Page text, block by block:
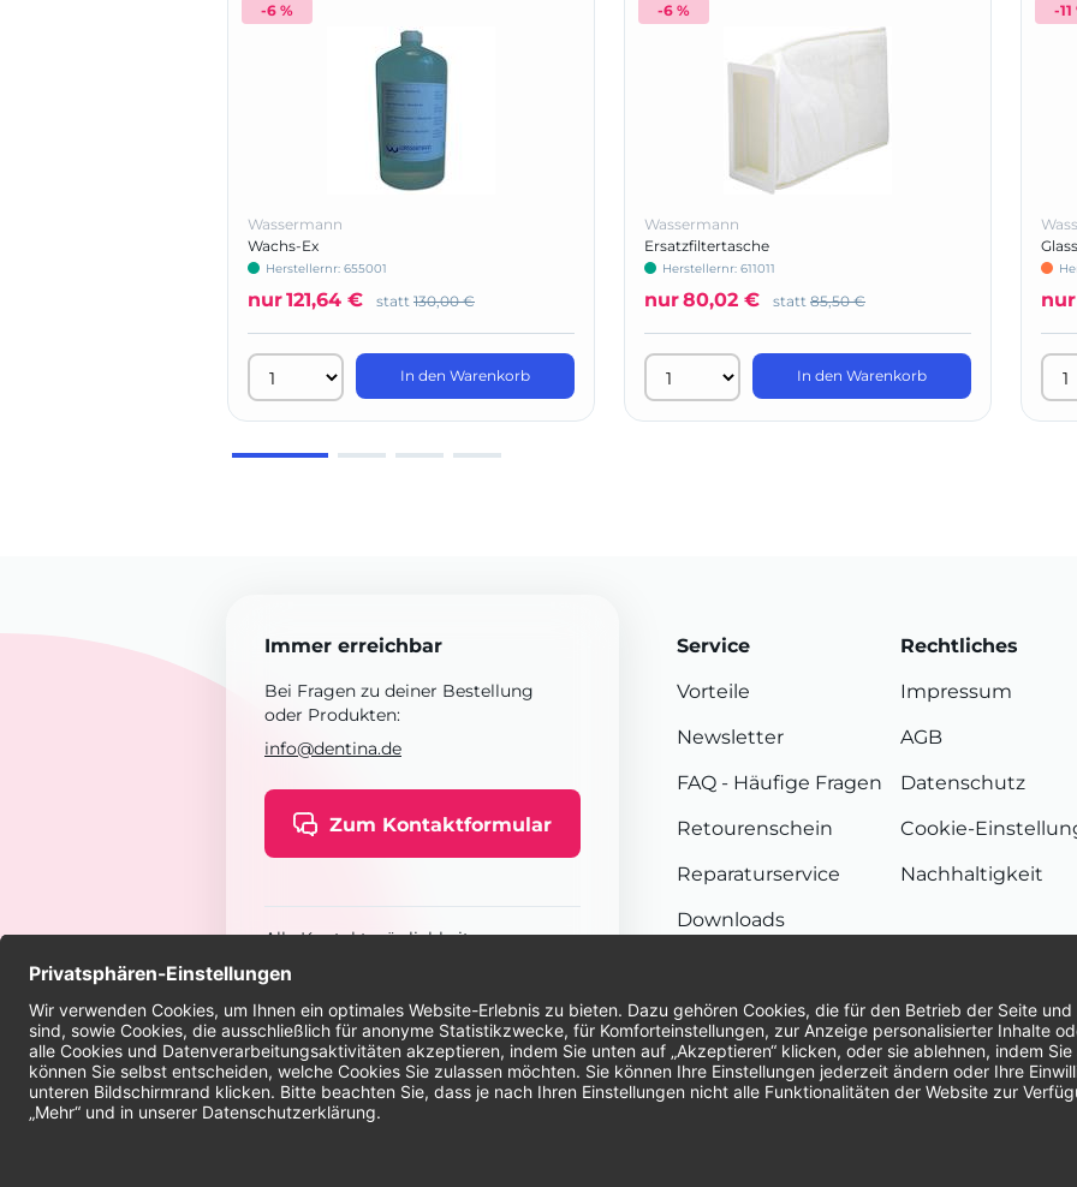
-6 %
Wassermann
Wachs-Ex
Herstellernr: 655001
nur121,64 € statt 130,00 €
In den Warenkorb
-6 %
Wassermann
Ersatzfiltertasche
Herstellernr: 611011
nur80,02 € statt 85,50 €
In den Warenkorb
-11
nur
Immer erreichbar
Bei Fragen zu deiner Bestellung
oder Produkten:
info@dentina.de
Zum Kontaktformular
Alle Kontaktmöglichkeiten
Service
Vorteile
Newsletter
FAQ - Häufige Fragen
Retourenschein
Reparaturservice
Downloads
Rechtliches
Impressum
AGB
Datenschutz
Cookie-
Nachhaltigkeit